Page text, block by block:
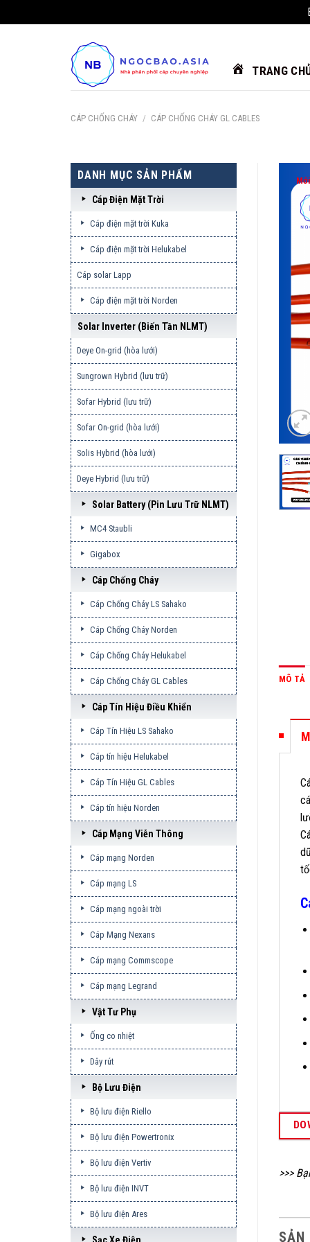
TRANG
CÁP CHỐNG CHÁY / CÁP CHỐNG CHÁY GL CABLES
DANH MỤC SẢN PHẨM
Cáp Điện Mặt Trời
Cáp điện mặt trời Kuka
Cáp điện mặt trời Helukabel
Cáp solar Lapp
Cáp điện mặt trời Norden
Solar Inverter (biến Tần NLMT)
Deye On-grid (hòa lưới)
Sungrown Hybrid (lưu trữ)
Sofar Hybrid (lưu trữ)
Sofar On-grid (hòa lưới)
Solis Hybrid (hòa lưới)
Deye Hybrid (lưu trữ)
Solar Battery (pin Lưu Trữ NLMT)
MC4 Staubli
Gigabox
Cáp Chống Cháy
Cáp Chống Cháy LS Sahako
Cáp Chống Cháy Norden
Cáp Chống Cháy Helukabel
Cáp Chống Cháy GL Cables
Cáp Tín Hiệu Điều Khiển
Cáp Tín Hiệu LS Sahako
Cáp tín hiệu Helukabel
Cáp Tín Hiệu GL Cables
Cáp tín hiệu Norden
Cáp Mạng Viễn Thông
Cáp mạng Norden
Cáp mạng LS
Cáp mạng ngoài trời
Cáp Mạng Nexans
Cáp mạng Commscope
Cáp mạng Legrand
Vật Tư Phụ
Ống co nhiệt
Dây rút
Bộ Lưu Điện
Bộ lưu điện Riello
Bộ lưu điện Powertronix
Bộ lưu điện Vertiv
Bộ lưu điện INVT
Bộ lưu điện Ares
Mới
MÔ TẢ
>>>
SẢN